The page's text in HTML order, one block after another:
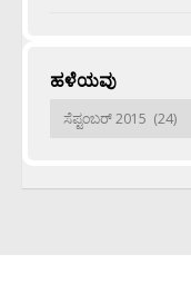
ಹಳೆಯವು
ಹಳೆಯವು